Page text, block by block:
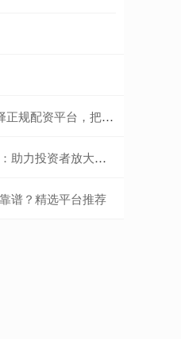
资平台，把握财富机遇
力投资者放大收益
谱？精选平台推荐